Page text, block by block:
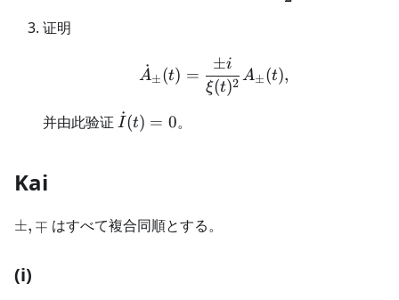
证明
\dot A_\pm(t)
A
˙±(t) =
ξ(t)2
±i
A±(t),
并由此验证 \dot
I˙(t) = 0。
Kai
\pm,
±, ∓ はすべて複合同順とする。
(i)